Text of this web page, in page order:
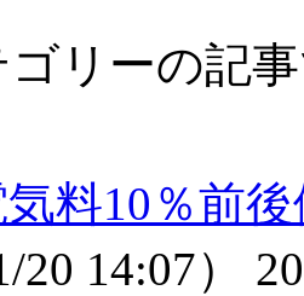
ゴリーの記
料10％前
20 14:07）